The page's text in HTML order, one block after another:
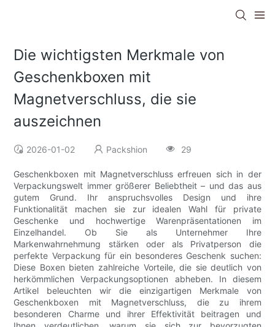
Die wichtigsten Merkmale von
Geschenkboxen mit
Magnetverschluss, die sie
auszeichnen
2026-01-02 Packshion 29
Geschenkboxen mit Magnetverschluss erfreuen sich in der
Verpackungswelt immer größerer Beliebtheit – und das aus
gutem Grund. Ihr anspruchsvolles Design und ihre
Funktionalität machen sie zur idealen Wahl für private
Geschenke und hochwertige Warenpräsentationen im
Einzelhandel. Ob Sie als Unternehmer Ihre
Markenwahrnehmung stärken oder als Privatperson die
perfekte Verpackung für ein besonderes Geschenk suchen:
Diese Boxen bieten zahlreiche Vorteile, die sie deutlich von
herkömmlichen Verpackungsoptionen abheben. In diesem
Artikel beleuchten wir die einzigartigen Merkmale von
Geschenkboxen mit Magnetverschluss, die zu ihrem
besonderen Charme und ihrer Effektivität beitragen und